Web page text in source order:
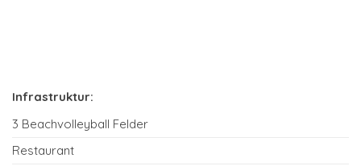
Infrastruktur:
3 Beachvolleyball Felder
Restaurant